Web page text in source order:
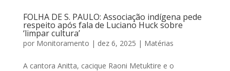
FOLHA DE S. PAULO: Associação indígena pede
respeito após fala de Luciano Huck sobre
‘limpar cultura’
por Monitoramento | dez 6, 2025 | Matérias
A cantora Anitta, cacique Raoni Metuktire e o